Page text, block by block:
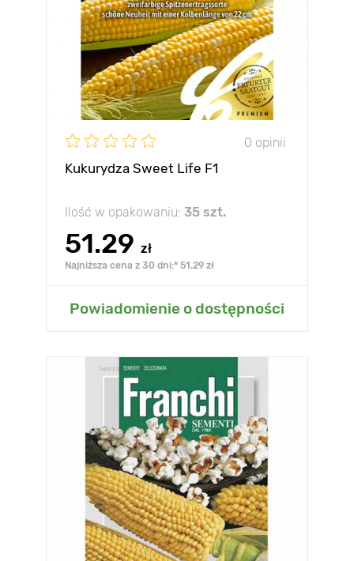
0 opinii
Kukurydza Sweet Life F1
Ilość w opakowaniu: 35 szt.
51.29 zł
Najniższa cena z 30 dni:* 51.29 zł
Powiadomienie o dostępności